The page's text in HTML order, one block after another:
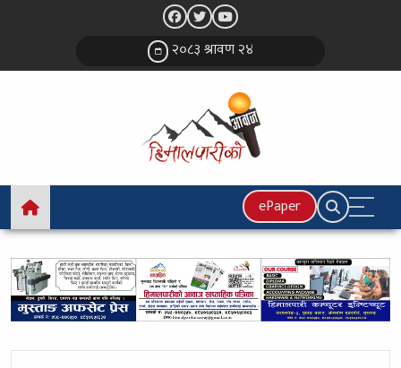
२०८३ श्रावण २४
ePaper